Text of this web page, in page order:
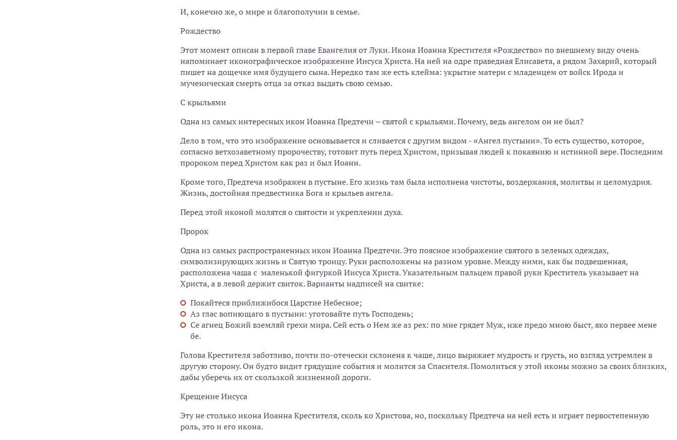
И, конечно же, о мире и благополучии в семье.
Рождество
Этот момент описан в первой главе Евангелия от Луки. Икона Иоанна Крестителя «Рождество» по внешнему виду очень
напоминает иконографическое изображение Иисуса Христа. На ней на одре праведная Елисавета, а рядом Захарий, который
пишет на дощечке имя будущего сына. Нередко там же есть клейма: укрытие матери с младенцем от войск Ирода и
мученическая смерть отца за отказ выдать свою семью.
С крыльями
Одна из самых интересных икон Иоанна Предтечи – святой с крыльями. Почему, ведь ангелом он не был?
Дело в том, что это изображение основывается и сливается с другим видом - «Ангел пустыни». То есть существо, которое,
согласно ветхозаветному пророчеству, готовит путь перед Христом, призывая людей к покаянию и истинной вере. Последним
пророком перед Христом как раз и был Иоанн.
Кроме того, Предтеча изображен в пустыне. Его жизнь там была исполнена чистоты, воздержания, молитвы и целомудрия.
Жизнь, достойная предвестника Бога и крыльев ангела.
Перед этой иконой молятся о святости и укреплении духа.
Пророк
Одна из самых распространенных икон Иоанна Предтечи. Это поясное изображение святого в зеленых одеждах,
символизирующих жизнь и Святую троицу. Руки расположены на разном уровне. Между ними, как бы подвешенная,
расположена чаша с маленькой фигуркой Иисуса Христа. Указательным пальцем правой руки Креститель указывает на
Христа, а в левой держит свиток. Варианты надписей на свитке:
Покайтеся приближибося Царстие Небесное;
Аз глас вопиющаго в пустыни: уготовайте путь Господень;
Се агнец Божий вземляй грехи мира. Сей есть о Нем же аз рех: по мне грядет Муж, иже предо мною быст, яко первее мене
бе.
Голова Крестителя заботливо, почти по-отечески склонена к чаше, лицо выражает мудрость и грусть, но взгляд устремлен в
другую сторону. Он будто видит грядущие события и молится за Спасителя. Помолиться у этой иконы можно за своих близких,
дабы уберечь их от скользкой жизненной дороги.
Крещение Иисуса
Эту не столько икона Иоанна Крестителя, сколь ко Христова, но, поскольку Предтеча на ней есть и играет первостепенную
роль, это и его икона.